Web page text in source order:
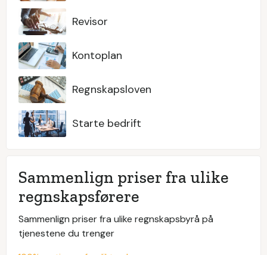
Revisor
Kontoplan
Regnskapsloven
Starte bedrift
Sammenlign priser fra ulike
regnskapsførere
Sammenlign priser fra ulike regnskapsbyrå på
tjenestene du trenger